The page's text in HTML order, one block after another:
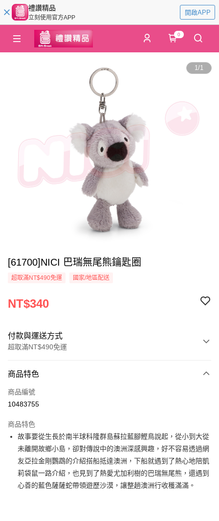
禮讚精品
立刻使用官方APP
開啟APP
0
1/1
[61700]NICI 巴瑞無尾熊鑰匙圈
超取滿NT$490免運 國家/地區配送
NT$340
付款與運送方式
超取滿NT$490免運
信用卡一次付款
超商取貨付款
Apple Pay
街口支付
悠遊付
AFTEE先享後付
商品特色
商品編號
10483755
商品特色
故事要從生長於南半球科隆群島蘇拉藍腳鰹鳥說起，從小到大從
未離開故鄉小島，卻對傳說中的澳洲深感興趣，好不容易透過網
友亞拉金剛鸚鵡的介紹搭船抵達澳洲，下船就遇到了熱心地陪凱
莉袋鼠一路介紹，也見到了熱愛尤加利樹的巴瑞無尾熊，還遇到
心善的藍色薩薩蛇帶領遊歷沙漠，讓整趟澳洲行收穫滿滿。